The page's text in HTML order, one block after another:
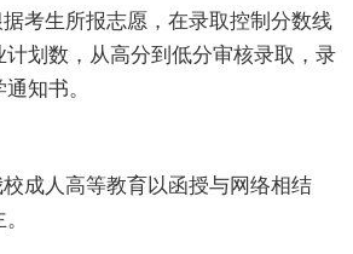
生所报志愿，在录取控制分数线
计划数，从高分到低分审核录取，录
知书。
人高等教育以函授与网络相结